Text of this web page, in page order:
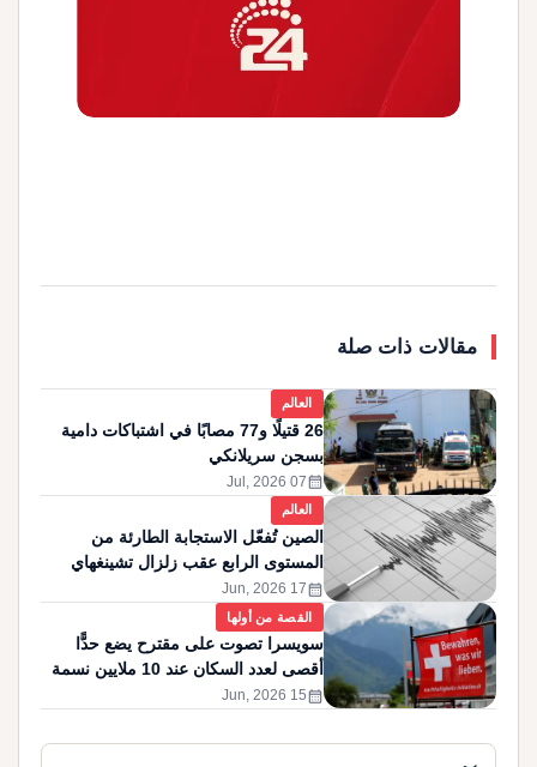
مقالات ذات صلة
العالم
26 قتيلًا و77 مصابًا في اشتباكات دامية
بسجن سريلانكي
calendar_month
07 Jul, 2026
العالم
الصين تُفعّل الاستجابة الطارئة من
المستوى الرابع عقب زلزال تشينغهاي
calendar_month
17 Jun, 2026
القصة من أولها
سويسرا تصوت على مقترح يضع حدًّا
أقصى لعدد السكان عند 10 ملايين نسمة
calendar_month
15 Jun, 2026